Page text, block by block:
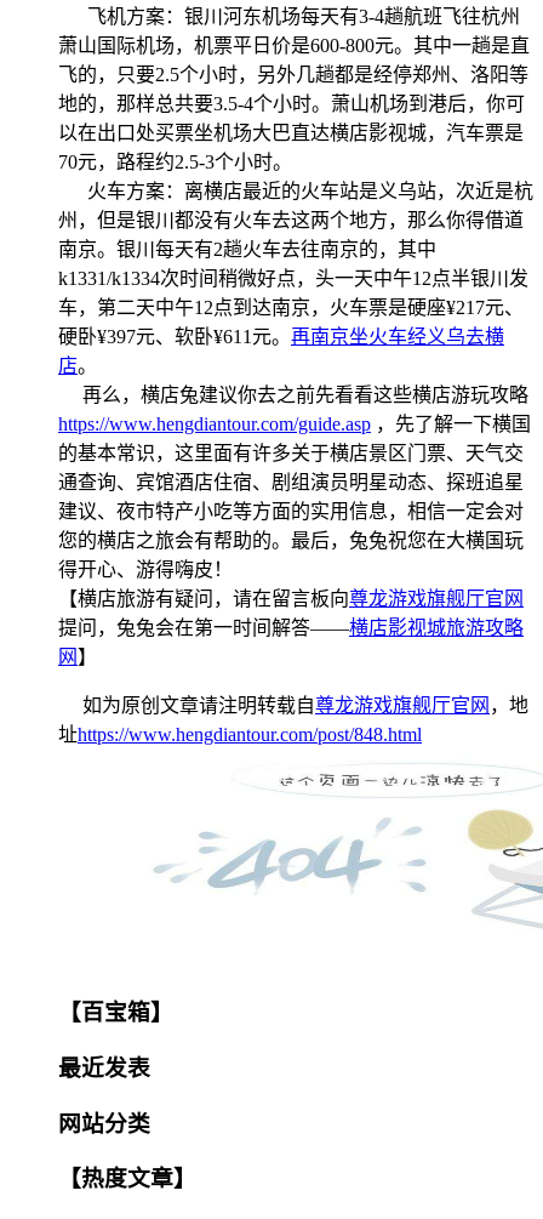
飞机方案：银川河东机场每天有3-4趟航班飞往杭州
萧山国际机场，机票平日价是600-800元。其中一趟是直
飞的，只要2.5个小时，另外几趟都是经停郑州、洛阳等
地的，那样总共要3.5-4个小时。萧山机场到港后，你可
以在出口处买票坐机场大巴直达横店影视城，汽车票是
70元，路程约2.5-3个小时。
火车方案：离横店最近的火车站是义乌站，次近是杭
州，但是银川都没有火车去这两个地方，那么你得借道
南京。银川每天有2趟火车去往南京的，其中
k1331/k1334次时间稍微好点，头一天中午12点半银川发
车，第二天中午12点到达南京，火车票是硬座¥217元、
硬卧¥397元、软卧¥611元。 再南京坐火车经义乌去横
店。
再么，横店兔建议你去之前先看看这些横店游玩攻略
https://www.hengdiantour.com/guide.asp ，先了解一下横国
的基本常识，这里面有许多关于横店景区门票、天气交
通查询、宾馆酒店住宿、剧组演员明星动态、探班追星
建议、夜市特产小吃等方面的实用信息，相信一定会对
您的横店之旅会有帮助的。最后，兔兔祝您在大横国玩
得开心、游得嗨皮！
【横店旅游有疑问，请在留言板向尊龙游戏旗舰厅官网
提问，兔兔会在第一时间解答——横店影视城旅游攻略
网 】
如为原创文章请注明转载自尊龙游戏旗舰厅官网 ，地
址https://www.hengdiantour.com/post/848.html
【百宝箱】
最近发表
网站分类
【热度文章】